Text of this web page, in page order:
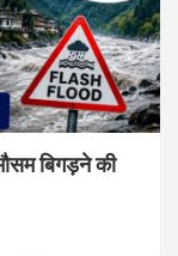
बिगड़ने की